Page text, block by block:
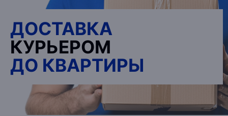
ДОСТАВКА
КУРЬЕРОМ
ДО КВАРТИРЫ